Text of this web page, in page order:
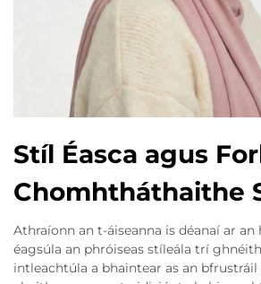
Stíl Éasca agus
Chomhtháthaithe
Athraíonn an t-áiseanna is déanaí ar an
éagsúla an phróiseas stíleála trí
intleachtúla a bhaintear as an bfrustráil